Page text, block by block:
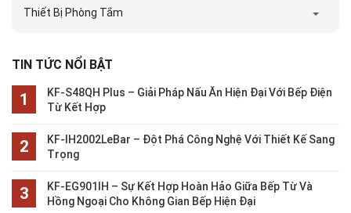
Thiết Bị Phòng Tắm
TIN TỨC NỔI BẬT
KF-S48QH Plus – Giải Pháp Nấu Ăn Hiện Đại Với Bếp Điện
Từ Kết Hợp
KF-IH2002LeBar – Đột Phá Công Nghệ Với Thiết Kế Sang
Trọng
KF-EG901IH – Sự Kết Hợp Hoàn Hảo Giữa Bếp Từ Và
Hồng Ngoại Cho Không Gian Bếp Hiện Đại